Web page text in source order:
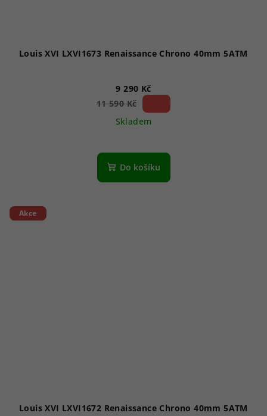
Louis XVI LXVI1673 Renaissance Chrono 40mm 5ATM
9 290 Kč
11 590 Kč
Skladem
Do košíku
Akce
Louis XVI LXVI1672 Renaissance Chrono 40mm 5ATM